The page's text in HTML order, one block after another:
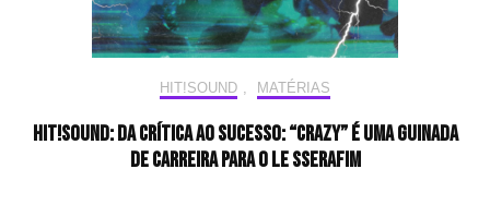
HIT!SOUND MATÉRIAS
HIT!Sound: da crítica ao sucesso: “CRAZY” é uma guinada
de carreira para o LE SSERAFIM